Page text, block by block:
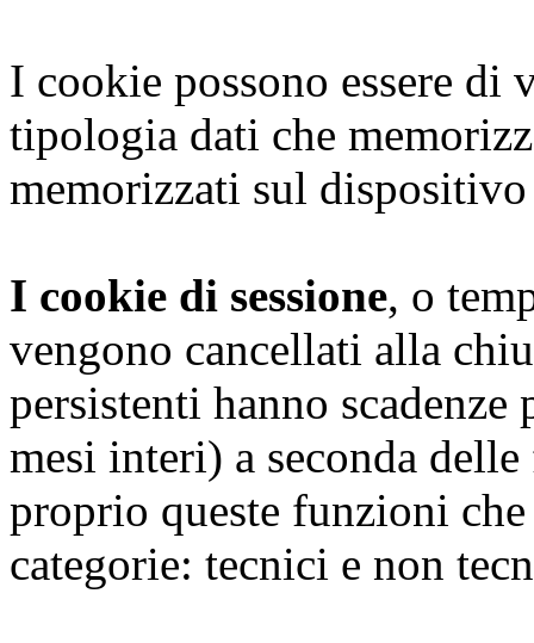
I cookie possono essere di
tipologia dati che
memorizzati sul
I cookie di sessione, o
vengono cancellati alla
persistenti hanno
mesi interi) a seconda
proprio queste funzioni
categorie: tecnici e non